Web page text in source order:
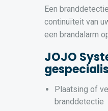
Een
continuïteit van
een brandalarm
JOJO
Plaatsing of
branddetectie